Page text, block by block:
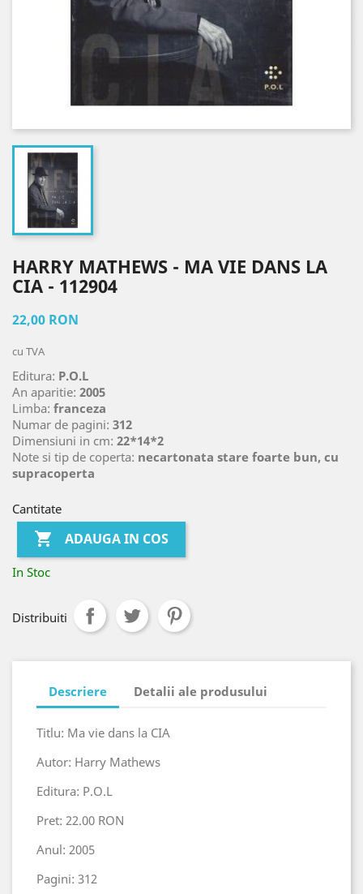
HARRY MATHEWS - MA VIE DANS LA
CIA - 112904
22,00 RON
cu TVA
Editura: P.O.L
An aparitie: 2005
Limba: franceza
Numar de pagini: 312
Dimensiuni in cm: 22*14*2
Note si tip de coperta: necartonata stare foarte bun, cu
supracoperta
Cantitate
 ADAUGA IN COS
In Stoc
Distribuiti
Descriere Detalii ale produsului
Titlu: Ma vie dans la CIA
Autor: Harry Mathews
Editura: P.O.L
Pret: 22.00 RON
Anul: 2005
Pagini: 312